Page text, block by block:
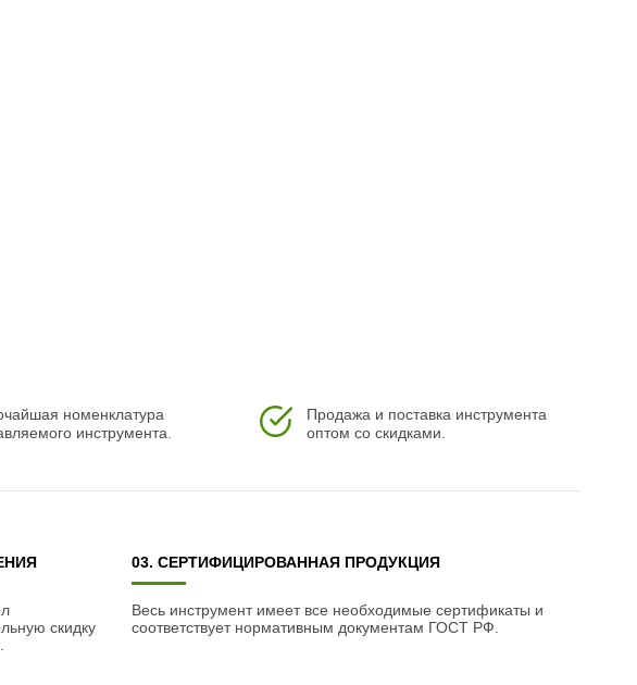
номенклатура
инструмента.
Продажа и поставка инструмента
оптом со скидками.
скидку
03. СЕРТИФИЦИРОВАННАЯ ПРОДУКЦИЯ
Весь инструмент имеет все необходимые сертификаты и
соответствует нормативным документам ГОСТ РФ.